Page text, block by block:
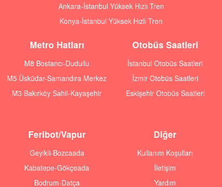
Ankara-İstanbul Yüksek Hızlı Tren
Konya-İstanbul Yüksek Hızlı Tren
Metro Hatları
M8 Bostancı-Dudullu
M5 Üsküdar-Samandıra Merkez
M3 Bakırköy Sahil-Kayaşehir
Otobüs Saatleri
İstanbul Otobüs Saatleri
İzmir Otobüs Saatleri
Eskişehir Otobüs Saatleri
Feribot/Vapur
Geyikli-Bozcaada
Kabatepe-Gökçeada
Bodrum-Datça
Diğer
Kullanım Koşulları
İletişim
Yardım